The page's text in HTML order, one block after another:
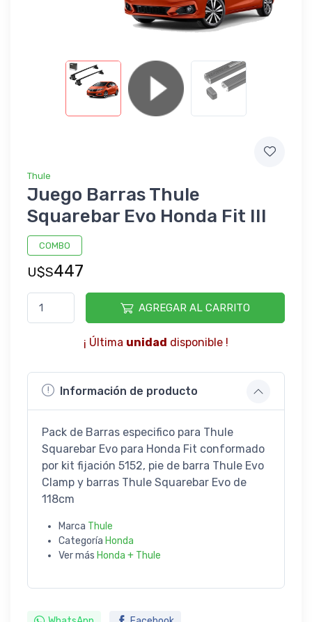
Thule
Juego Barras Thule
Squarebar Evo Honda Fit III
COMBO
U$S447
AGREGAR AL CARRITO
¡ Última unidad disponible !
Información de producto
Pack de Barras especifico para Thule
Squarebar Evo para Honda Fit conformado
por kit fijación 5152, pie de barra Thule Evo
Clamp y barras Thule Squarebar Evo de
118cm
Marca Thule
Categoría Honda
Ver más Honda + Thule